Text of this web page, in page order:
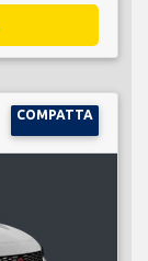
COMPATTA